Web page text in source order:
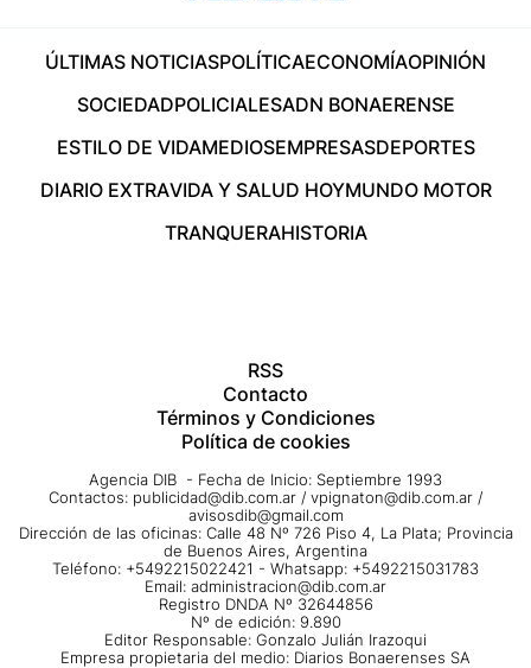
ÚLTIMAS NOTICIASPOLÍTICAECONOMÍAOPINIÓN
SOCIEDADPOLICIALESADN BONAERENSE
ESTILO DE VIDAMEDIOSEMPRESASDEPORTES
DIARIO EXTRAVIDA Y SALUD HOYMUNDO MOTOR
TRANQUERAHISTORIA
RSS
Contacto
Términos y Condiciones
Política de cookies
Agencia DIB - Fecha de Inicio: Septiembre 1993
Contactos: publicidad@dib.com.ar / vpignaton@dib.com.ar /
avisosdib@gmail.com
Dirección de las oficinas: Calle 48 Nº 726 Piso 4, La Plata; Provincia
de Buenos Aires, Argentina
Teléfono: +5492215022421 - Whatsapp: +5492215031783
Email: administracion@dib.com.ar
Registro DNDA Nº 32644856
Nº de edición: 9.890
Editor Responsable: Gonzalo Julián Irazoqui
Empresa propietaria del medio: Diarios Bonaerenses SA